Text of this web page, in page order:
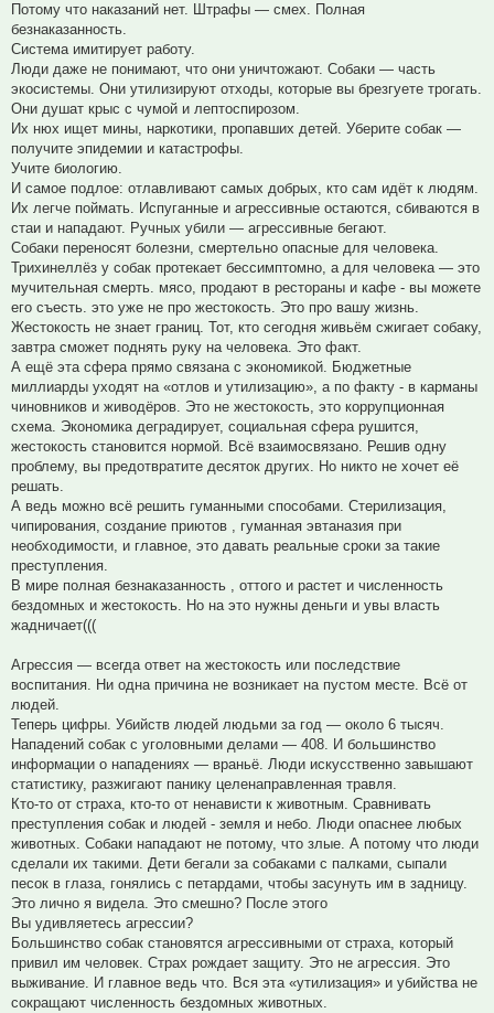
Потому что наказаний нет. Штрафы — смех. Полная
безнаказанность.
Система имитирует работу.
Люди даже не понимают, что они уничтожают. Собаки — часть
экосистемы. Они утилизируют отходы, которые вы брезгуете трогать.
Они душат крыс с чумой и лептоспирозом.
Их нюх ищет мины, наркотики, пропавших детей. Уберите собак —
получите эпидемии и катастрофы.
Учите биологию.
И самое подлое: отлавливают самых добрых, кто сам идёт к людям.
Их легче поймать. Испуганные и агрессивные остаются, сбиваются в
стаи и нападают. Ручных убили — агрессивные бегают.
Собаки переносят болезни, смертельно опасные для человека.
Трихинеллёз у собак протекает бессимптомно, а для человека — это
мучительная смерть. мясо, продают в рестораны и кафе - вы можете
его съесть. это уже не про жестокость. Это про вашу жизнь.
Жестокость не знает границ. Тот, кто сегодня живьём сжигает собаку,
завтра сможет поднять руку на человека. Это факт.
А ещё эта сфера прямо связана с экономикой. Бюджетные
миллиарды уходят на «отлов и утилизацию», а по факту - в карманы
чиновников и живодёров. Это не жестокость, это коррупционная
схема. Экономика деградирует, социальная сфера рушится,
жестокость становится нормой. Всё взаимосвязано. Решив одну
проблему, вы предотвратите десяток других. Но никто не хочет её
решать.
А ведь можно всё решить гуманными способами. Стерилизация,
чипирования, создание приютов , гуманная эвтаназия при
необходимости, и главное, это давать реальные сроки за такие
преступления.
В мире полная безнаказанность , оттого и растет и численность
бездомных и жестокость. Но на это нужны деньги и увы власть
жадничает(((
Агрессия — всегда ответ на жестокость или последствие
воспитания. Ни одна причина не возникает на пустом месте. Всё от
людей.
Теперь цифры. Убийств людей людьми за год — около 6 тысяч.
Нападений собак с уголовными делами — 408. И большинство
информации о нападениях — враньё. Люди искусственно завышают
статистику, разжигают панику целенаправленная травля.
Кто-то от страха, кто-то от ненависти к животным. Сравнивать
преступления собак и людей - земля и небо. Люди опаснее любых
животных. Собаки нападают не потому, что злые. А потому что люди
сделали их такими. Дети бегали за собаками с палками, сыпали
песок в глаза, гонялись с петардами, чтобы засунуть им в задницу.
Это лично я видела. Это смешно? После этого
Вы удивляетесь агрессии?
Большинство собак становятся агрессивными от страха, который
привил им человек. Страх рождает защиту. Это не агрессия. Это
выживание. И главное ведь что. Вся эта «утилизация» и убийства не
сокращают численность бездомных животных.